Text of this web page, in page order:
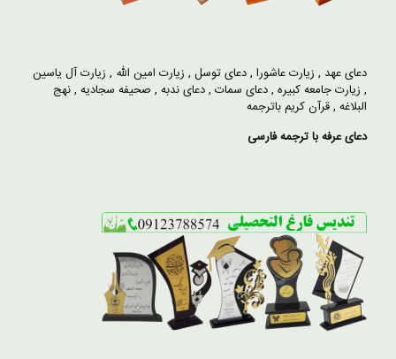
دعای عهد , زیارت عاشورا ,دعای توسل , زیارت امین الله , زیارت آل یاسین
, زیارت جامعه کبیره ,دعای سمات ,دعای ندبه , صحیفه سجادیه ,نهج
البلاغه ,قرآن کریم باترجمه
دعای عرفه با ترجمه فارسی